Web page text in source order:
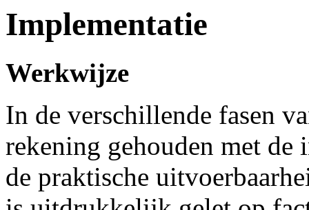
Implementatie
Werkwijze
In de verschillende fasen
rekening gehouden met
de praktische